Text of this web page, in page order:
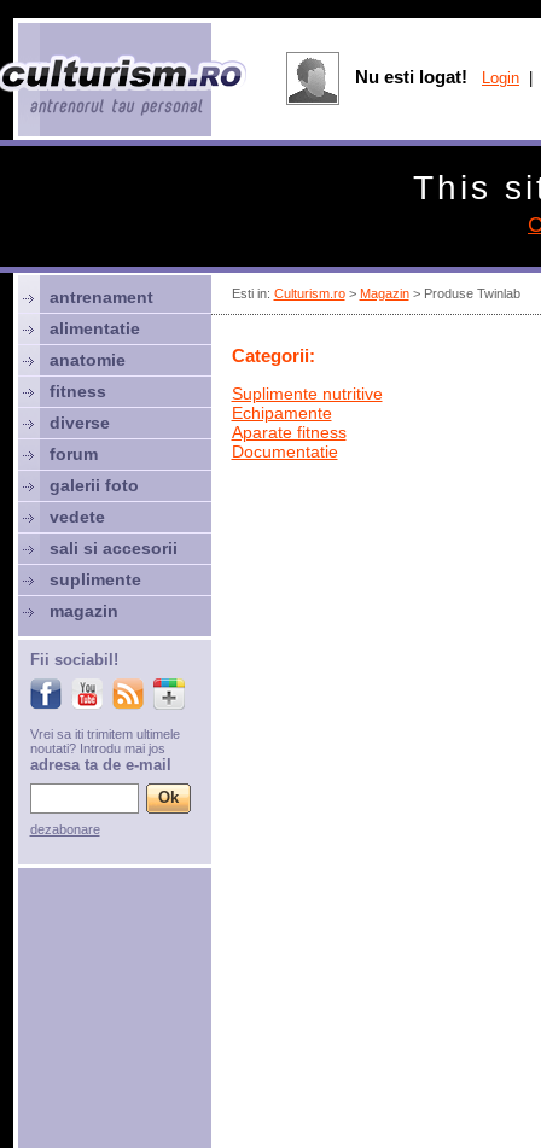
Esti in: Culturism.ro> Magazin> Produse Twinlab
Categorii:
Suplimente nutritive
Echipamente
Aparate fitness
Documentatie
antrenament
alimentatie
anatomie
fitness
diverse
forum
galerii foto
vedete
sali si accesorii
suplimente
magazin
Fii sociabil!
Vrei sa iti trimitem ultimele
noutati? Introdu mai jos
adresa ta de e-mail
dezabonare
Nu esti logat! Login
This